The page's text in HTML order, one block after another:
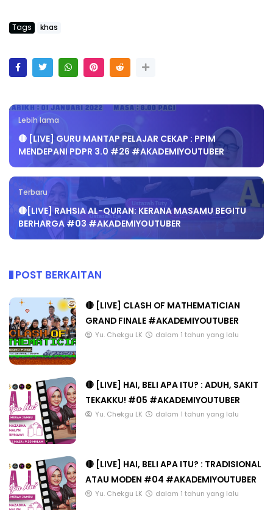
Tags khas
Lebih lama
🔴 [LIVE] GURU MANTAP PELAJAR CEKAP : PPIM
MENDEPANI PDPR 3.0 #26 #AKADEMIYOUTUBER
Terbaru
🔴[LIVE] RAHSIA AL-QURAN: KERANA MASAMU BEGITU
BERHARGA #03 #AKADEMIYOUTUBER
POST BERKAITAN
🔴 [LIVE] CLASH OF MATHEMATICIAN
GRAND FINALE #AKADEMIYOUTUBER
Yu. Chekgu LK dalam 1 tahun yang lalu
🔴 [LIVE] HAI, BELI APA ITU? : ADUH, SAKIT
TEKAKKU! #05 #AKADEMIYOUTUBER
Yu. Chekgu LK dalam 1 tahun yang lalu
🔴 [LIVE] HAI, BELI APA ITU? : TRADISIONAL
ATAU MODEN #04 #AKADEMIYOUTUBER
Yu. Chekgu LK dalam 1 tahun yang lalu